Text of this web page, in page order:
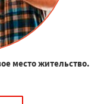
место жительство.